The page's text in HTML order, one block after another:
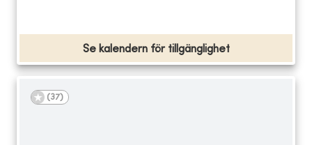
Se kalendern för tillgänglighet
(37)